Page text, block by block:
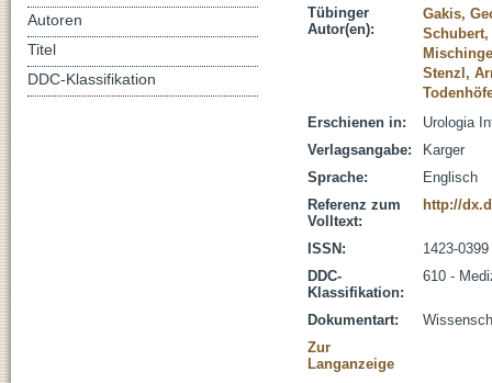
Tübinger
Autor(en):
Gakis,
Schubert,
Stenzl,
Erschienen in:
Urologia
Verlagsangabe:
Karger
Sprache:
Englisch
Referenz zum
Volltext:
http://
ISSN:
1423-0399
DDC-
Klassifikation:
610 -
Dokumentart:
Zur
Langanzeige
Autoren
Titel
DDC-Klassifikation